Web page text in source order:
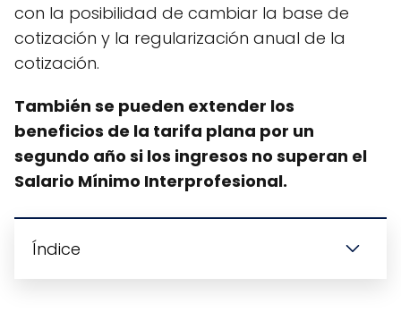
con la posibilidad de cambiar la base de
cotización y la regularización anual de la
cotización.
También se pueden extender los
beneficios de la tarifa plana por un
segundo año si los ingresos no superan el
Salario Mínimo Interprofesional.
Índice